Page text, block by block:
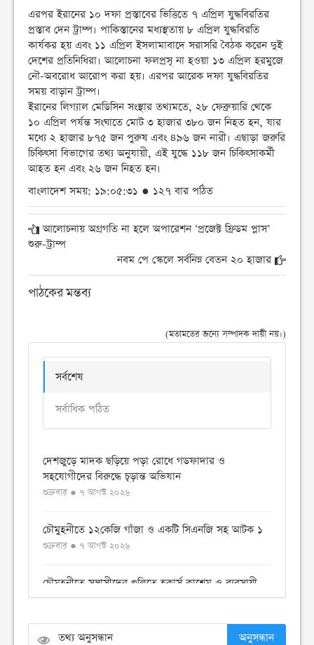
এরপর ইরানের ১০ দফা প্রস্তাবের ভিত্তিতে ৭ এপ্রিল যুদ্ধবিরতির
প্রস্তাব দেন ট্রাম্প। পাকিস্তানের মধ্যস্থতায় ৮ এপ্রিল যুদ্ধবিরতি
কার্যকর হয় এবং ১১ এপ্রিল ইসলামাবাদে সরাসরি বৈঠক করেন দুই
দেশের প্রতিনিধিরা। আলোচনা ফলপ্রসূ না হওয়া ১৩ এপ্রিল হরমুজে
নৌ-অবরোধ আরোপ করা হয়। এরপর আরেক দফা যুদ্ধবিরতির
সময় বাড়ান ট্রাম্প।
ইরানের লিগ্যাল মেডিসিন সংস্থার তথ্যমতে, ২৮ ফেব্রুয়ারি থেকে
১০ এপ্রিল পর্যন্ত সংঘাতে মোট ৩ হাজার ৩৮০ জন নিহত হন, যার
মধ্যে ২ হাজার ৮৭৫ জন পুরুষ এবং ৪৯৬ জন নারী। এছাড়া জরুরি
চিকিৎসা বিভাগের তথ্য অনুযায়ী, এই যুদ্ধে ১১৮ জন চিকিৎসাকর্মী
আহত হন এবং ২৬ জন নিহত হন।
বাংলাদেশ সময়: ১৯:০৫:৩১ ● ১২৭ বার পঠিত
আলোচনায় অগ্রগতি না হলে অপারেশন ‘প্রজেক্ট ফ্রিডম প্লাস’
শুরু-ট্রাম্প
নবম পে স্কেলে সর্বনিম্ন বেতন ২০ হাজার
পাঠকের মন্তব্য
(মতামতের জন্যে সম্পাদক দায়ী নয়।)
সর্বশেষ
সর্বাধিক পঠিত
দেশজুড়ে মাদক ছড়িয়ে পড়া রোধে গডফাদার ও
সহযোগীদের বিরুদ্ধে চূড়ান্ত অভিযান
শুক্রবার ● ৭ আগস্ট ২০২৬
চৌমুহনীতে ১২কেজি গাঁজা ও একটি সিএনজি সহ আটক ১
শুক্রবার ● ৭ আগস্ট ২০২৬
চৌমুহনীতে সন্ত্রাসীদের গুলিতে হকার্স কাশেম ও ব্যবসায়ী
ইয়াছিন গুলিবিদ্ধ
অনুসন্ধান